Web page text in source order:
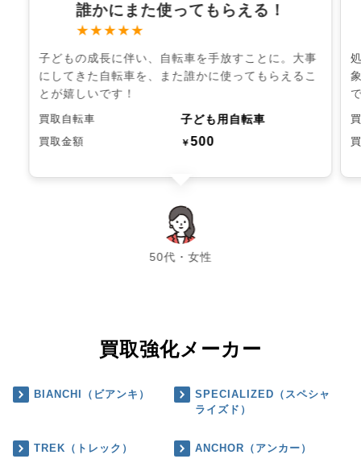
誰かにまた使ってもらえる！
★★★★★
子どもの成長に伴い、自転車を手放すことに。大事
にしてきた自転車を、また誰かに使ってもらえるこ
とが嬉しいです！
買取自転車 子ども用自転車
買取金額 ￥500
50代・女性
chevron_left chevron_right
買取強化メーカー
BIANCHI（ビアンキ）
SPECIALIZED（スペシャ
ライズド）
TREK（トレック） ANCHOR（アンカー）